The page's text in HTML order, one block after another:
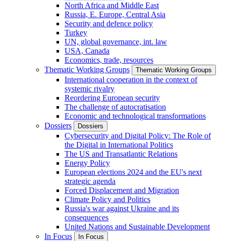
North Africa and Middle East
Russia, E. Europe, Central Asia
Security and defence policy
Turkey
UN, global governance, int. law
USA, Canada
Economics, trade, resources
Thematic Working Groups
Thematic Working Groups
International cooperation in the context of
systemic rivalry
Reordering European security
The challenge of autocratisation
Economic and technological transformations
Dossiers
Dossiers
Cybersecurity and Digital Policy: The Role of
the Digital in International Politics
The US and Transatlantic Relations
Energy Policy
European elections 2024 and the EU's next
strategic agenda
Forced Displacement and Migration
Climate Policy and Politics
Russia's war against Ukraine and its
consequences
United Nations and Sustainable Development
In Focus
In Focus